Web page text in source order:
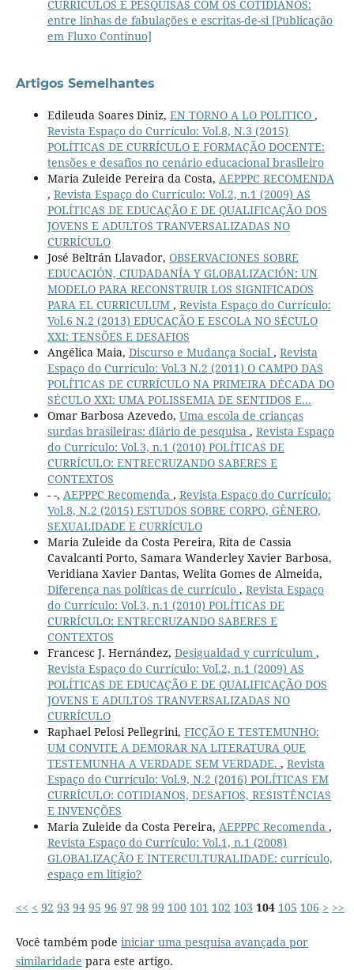
CURRÍCULOS E PESQUISAS COM OS COTIDIANOS:
entre linhas de fabulações e escritas-de-si [Publicação
em Fluxo Contínuo]
Artigos Semelhantes
Edileuda Soares Diniz, EN TORNO A LO POLITICO ,
Revista Espaço do Currículo: Vol.8, N.3 (2015)
POLÍTICAS DE CURRÍCULO E FORMAÇÃO DOCENTE:
tensões e desafios no cenário educacional brasileiro
Maria Zuleide Pereira da Costa, AEPPPC RECOMENDA
, Revista Espaço do Currículo: Vol.2, n.1 (2009) AS
POLÍTICAS DE EDUCAÇÃO E DE QUALIFICAÇÃO DOS
JOVENS E ADULTOS TRANVERSALIZADAS NO
CURRÍCULO
José Beltrán Llavador, OBSERVACIONES SOBRE
EDUCACIÓN, CIUDADANÍA Y GLOBALIZACIÓN: UN
MODELO PARA RECONSTRUIR LOS SIGNIFICADOS
PARA EL CURRICULUM , Revista Espaço do Currículo:
Vol.6 N.2 (2013) EDUCAÇÃO E ESCOLA NO SÉCULO
XXI: TENSÕES E DESAFIOS
Angélica Maia, Discurso e Mudança Social , Revista
Espaço do Currículo: Vol.3 N.2 (2011) O CAMPO DAS
POLÍTICAS DE CURRÍCULO NA PRIMEIRA DÉCADA DO
SÉCULO XXI: UMA POLISSEMIA DE SENTIDOS E...
Omar Barbosa Azevedo, Uma escola de crianças
surdas brasileiras: diário de pesquisa , Revista Espaço
do Currículo: Vol.3, n.1 (2010) POLÍTICAS DE
CURRÍCULO: ENTRECRUZANDO SABERES E
CONTEXTOS
- -, AEPPPC Recomenda , Revista Espaço do Currículo:
Vol.8, N.2 (2015) ESTUDOS SOBRE CORPO, GÊNERO,
SEXUALIDADE E CURRÍCULO
Maria Zuleide da Costa Pereira, Rita de Cassia
Cavalcanti Porto, Samara Wanderley Xavier Barbosa,
Veridiana Xavier Dantas, Welita Gomes de Almeida,
Diferença nas políticas de currículo , Revista Espaço
do Currículo: Vol.3, n.1 (2010) POLÍTICAS DE
CURRÍCULO: ENTRECRUZANDO SABERES E
CONTEXTOS
Francesc J. Hernández, Desigualdad y currículum ,
Revista Espaço do Currículo: Vol.2, n.1 (2009) AS
POLÍTICAS DE EDUCAÇÃO E DE QUALIFICAÇÃO DOS
JOVENS E ADULTOS TRANVERSALIZADAS NO
CURRÍCULO
Raphael Pelosi Pellegrini, FICÇÃO E TESTEMUNHO:
UM CONVITE A DEMORAR NA LITERATURA QUE
TESTEMUNHA A VERDADE SEM VERDADE. , Revista
Espaço do Currículo: Vol.9, N.2 (2016) POLÍTICAS EM
CURRÍCULO: COTIDIANOS, DESAFIOS, RESISTÊNCIAS
E INVENÇÕES
Maria Zuleide da Costa Pereira, AEPPPC Recomenda ,
Revista Espaço do Currículo: Vol.1, n.1 (2008)
GLOBALIZAÇÃO E INTERCULTURALIDADE: currículo,
espaço em litígio?
<< < 92 93 94 95 96 97 98 99 100 101 102 103 104 105 106 > >>
Você também pode iniciar uma pesquisa avançada por
similaridade para este artigo.